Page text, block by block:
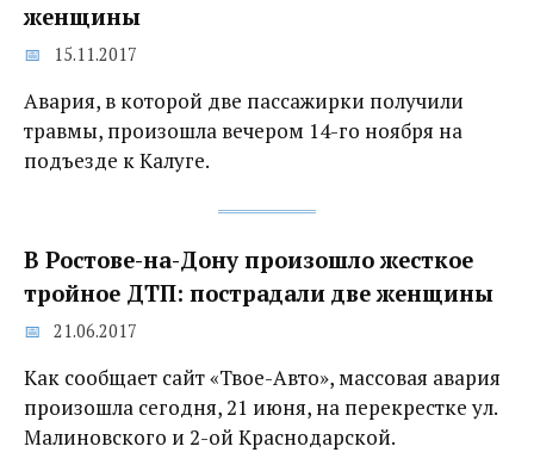
женщины
15.11.2017
Авария, в которой две пассажирки получили
травмы, произошла вечером 14-го ноября на
подъезде к Калуге.
В Ростове-на-Дону произошло жесткое
тройное ДТП: пострадали две женщины
21.06.2017
Как сообщает сайт «Твое-Авто», массовая авария
произошла сегодня, 21 июня, на перекрестке ул.
Малиновского и 2-ой Краснодарской.